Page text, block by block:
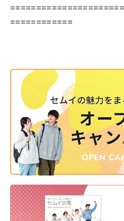
============